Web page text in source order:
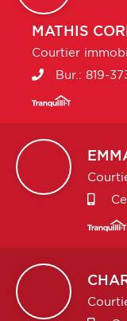
MATHIS
Courtier
Bur.: 819-